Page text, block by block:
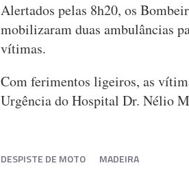
Alertados pelas 8h20, os
mobilizaram duas ambulâncias
vítimas.
Com ferimentos ligeiros, as
Urgência do Hospital Dr. Nélio
DESPISTE DE MOTO MADEIRA